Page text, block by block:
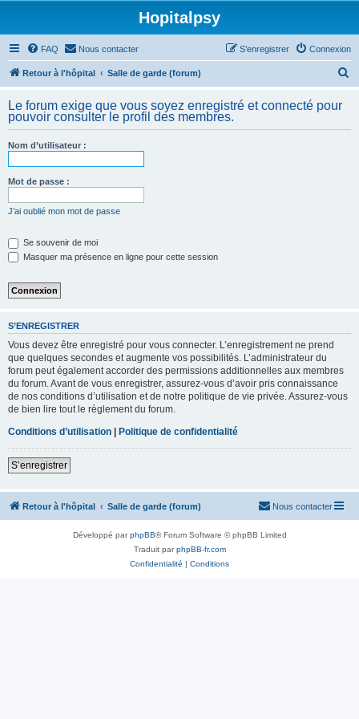
Hopitalpsy
FAQ Nous contacter Connexion
S’enregistrer
Retour à l'hôpital Salle de garde (forum)
h
Le forum exige que vous soyez enregistré et connecté pour
pouvoir consulter le profil des membres.
Nom d’utilisateur :
Mot de passe :
J’ai oublié mon mot de passe
Se souvenir de moi
Masquer ma présence en ligne pour cette session
S’ENREGISTRER
Vous devez être enregistré pour vous connecter. L’enregistrement ne prend
que quelques secondes et augmente vos possibilités. L’administrateur du
forum peut également accorder des permissions additionnelles aux membres
du forum. Avant de vous enregistrer, assurez-vous d’avoir pris connaissance
de nos conditions d’utilisation et de notre politique de vie privée. Assurez-vous
de bien lire tout le règlement du forum.
Conditions d’utilisation | Politique de confidentialité
S’enregistrer
Retour à l'hôpital Salle de garde (forum) Nous contacter
Développé parphpBB® Forum Software © phpBB Limited
Traduit parphpBB-fr.com
Confidentialité | Conditions